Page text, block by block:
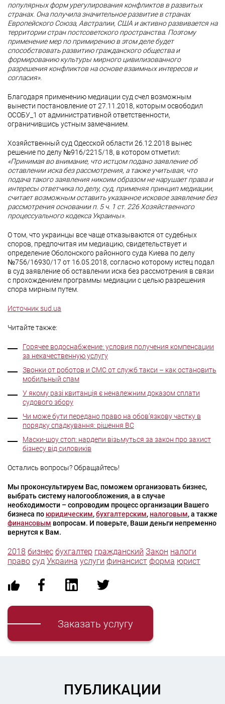
популярных форм урегулирования конфликтов в развитых
странах. Она получила значительное развитие в странах
Европейского Союза, Австралии, США и активно развивается на
территории стран постсоветского пространства. Поэтому
применение мер по примирению в этом деле будет
способствовать развитию гражданского общества и
формированию культуры мирного цивилизованного
разрешения конфликтов на основе взаимных интересов и
согласия».
Благодаря применению медиации суд счел возможным
вынести постановление от 27.11.2018, которым освободил
ОСОБУ_1 от административной ответственности,
ограничившись устным замечанием.
Хозяйственный суд Одесской области 26.12.2018 вынес
решение по делу №916/2215/18, в котором отметил:
«Принимая во внимание, что истцом подано заявление об
оставлении иска без рассмотрения, а также учитывая, что
подача такого заявления никоим образом не нарушает права и
интересы ответчика по делу, суд, применяя принцип медиации,
считает возможным оставить указанное исковое заявление без
рассмотрения основании п. 5 ч. 1 ст. 226 Хозяйственного
процессуального кодекса Украины».
О том, что украинцы все чаще отказываются от судебных
споров, предпочитая им медиацию, свидетельствует и
определение Оболонского районного суда Киева по делу
№756/16930/17 от 16.05.2018, согласно которому истец подал
в суд заявление об оставлении иска без рассмотрения в связи
с прохождением программы медиации с целью разрешения
спора мирным путем.
Источник sud.ua
Читайте также:
Горячее водоснабжение: условия получения компенсации
за некачественную услугу
Звонки от роботов и СМС от служб такси – как остановить
мобильный спам
У якому разі квитанція є неналежним доказом сплати
судового збору
Чи може бути передано право на обов’язкову частку в
порядку спадкування: рішення ВС
Маски-шоу стоп: нардепи візьмуться за закон про захист
бізнесу від силовиків
Остались вопросы? Обращайтесь!
Мы проконсультируем Вас, поможем организовать бизнес,
выбрать систему налогообложения, а в случае
необходимости – сопроводим процесс организации Вашего
бизнеса по юридическим,бухгалтерским, налоговым, а также
финансовым вопросам. И поверьте, Ваши деньги непременно
вернутся к Вам.
2018 бизнес бухгалтер гражданский Закон налоги
право суд Украина услуги финансист форма юрист
Заказать услугу
ПУБЛИКАЦИИ